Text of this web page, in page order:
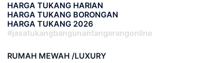
HARGA TUKANG HARIAN
HARGA TUKANG BORONGAN
HARGA TUKANG 2026
#jasatukangbangunantangerangonline
RUMAH MEWAH /LUXURY